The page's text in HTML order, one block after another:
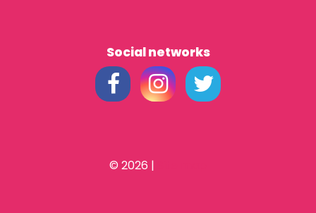
Social networks
© 2026 |